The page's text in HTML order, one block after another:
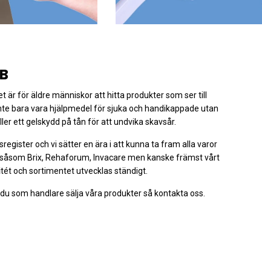
är för äldre människor att hitta produkter som ser till
bara vara hjälpmedel för sjuka och handikappade utan
ett gelskydd på tån för att undvika skavsår.
och vi sätter en ära i att kunna ta fram alla varor
Brix, Rehaforum, Invacare men kanske främst vårt
och sortimentet utvecklas ständigt.
som handlare sälja våra produkter så kontakta oss.